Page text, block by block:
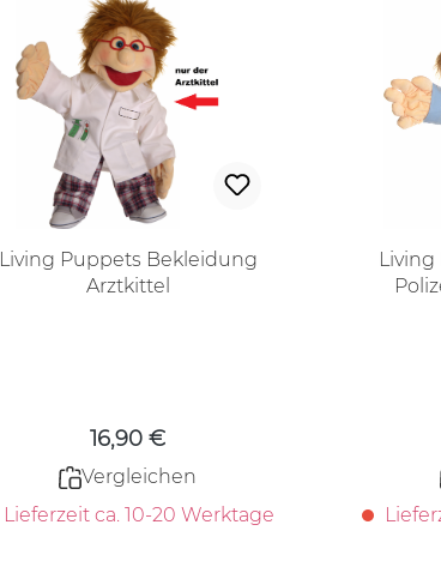
Living Puppets Bekleidung
Arztkittel
16,90 €
Vergleichen
Lieferzeit ca. 10-20 Werktage